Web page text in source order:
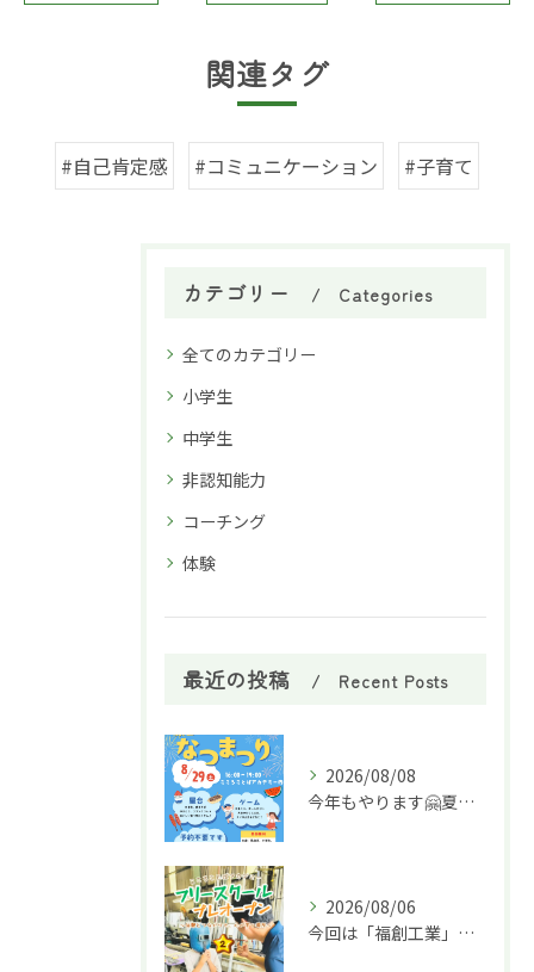
関連タグ
#自己肯定感 #コミュニケーション #子育て
カテゴリー Categories
全てのカテゴリー
小学生
中学生
非認知能力
コーチング
体験
最近の投稿 Recent Posts
2026/08/08
今年もやります🤗夏祭り🌈
2026/08/06
今回は「福創工業」様へ企業訪問に行ってきました！🏭✨